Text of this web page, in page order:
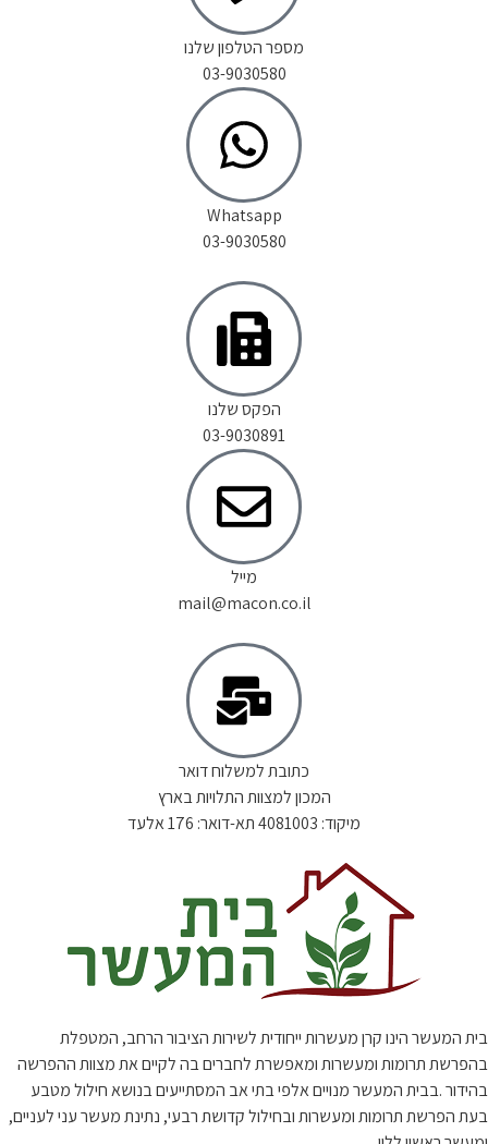
מספר הטלפון שלנו
03-9030580
Whatsapp
03-9030580
הפקס שלנו
03-9030891
מייל
mail@macon.co.il
כתובת למשלוח דואר
המכון למצוות התלויות בארץ
מיקוד: 4081003 תא-דואר: 176 אלעד
בית המעשר הינו קרן מעשרות ייחודית לשירות הציבור הרחב, המטפלת
בהפרשת תרומות ומעשרות ומאפשרת לחברים בה לקיים את מצוות ההפרשה
בהידור .בבית המעשר מנויים אלפי בתי אב המסתייעים בנושא חילול מטבע
בעת הפרשת תרומות ומעשרות ובחילול קדושת רבעי, נתינת מעשר עני לעניים,